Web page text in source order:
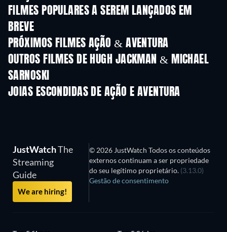
FILMES POPULARES A SEREM LANÇADOS EM
BREVE
PRÓXIMOS FILMES AÇÃO & AVENTURA
OUTROS FILMES DE HUGH JACKMAN & MICHAEL
SARNOSKI
JOIAS ESCONDIDAS DE AÇÃO E AVENTURA
JustWatchThe
Streaming
Guide
We are hiring!
© 2026 JustWatch Todos os conteúdos
externos continuam a ser propriedade
do seu legítimo proprietário. (3.13.0)
Gestão de consentimento